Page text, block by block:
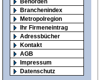
Branchenindex
Metropolregion
Ihr Firmeneintrag
Adressbücher
Kontakt
AGB
Impressum
Datenschutz